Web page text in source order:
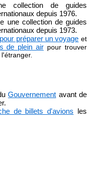
collection de guides
depuis 1976.
une collection de guides
depuis 1973.
pour préparer un voyage et
de plein air pour trouver
Gouvernement avant de
de billets d'avions les